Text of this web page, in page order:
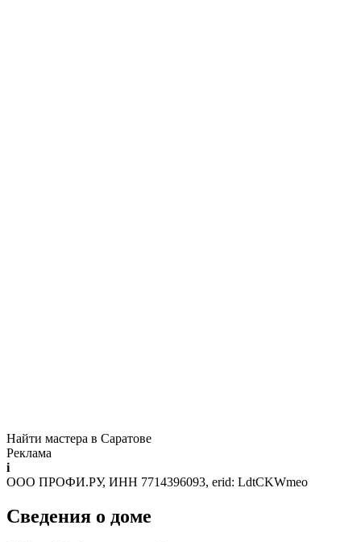
Найти мастера в Саратове
Реклама
i
ООО ПРОФИ.РУ, ИНН 7714396093, erid: LdtCKWmeo
Сведения о доме